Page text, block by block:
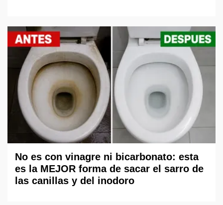
No es con vinagre ni bicarbonato: esta
es la MEJOR forma de sacar el sarro de
las canillas y del inodoro